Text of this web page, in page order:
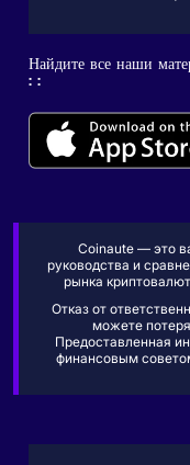
Найдите все наши
: :
Coinaute — это
руководства и
рынка
Отказ от
можете
Предоставленная
финансовым